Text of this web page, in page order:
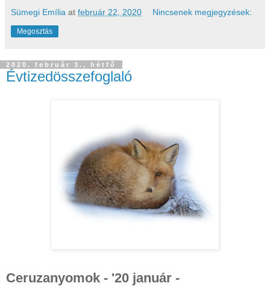
Sümegi Emília at február 22, 2020 Nincsenek megjegyzések:
Megosztás
2020. február 3., hétfő
Évtizedösszefoglaló
Ceruzanyomok - '20 január -